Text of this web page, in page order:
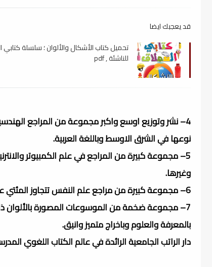
قد يعجبك ايضا
تحميل كتاب الأشكال والألوان ؛ سلسلة كتابي
للناشئة , pdf
4– نشر وتوزيع اوسع واكبر مجموعة من المراجع
نوعها في الشرق الاوسط وباللغة العربية.
5– مجموعة كبيرة من المراجع في علم الكمبيوتر
وغيرها.
6– مجموعة كبيرة من مراجع علم النفس تتجاوز المئتي عنوان.
7– مجموعة ضخمة من الموسوعات المصورة بالألوان
بالمعرفة والعلوم وباخراج متميز وانيق.
دار الراتب الجامعية الرائدة في عالم الكتاب اللغوي